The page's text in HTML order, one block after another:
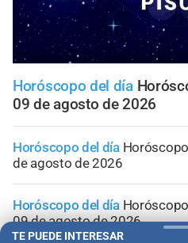
Horóscopo del día
09 de agosto de 2026
Horóscopo del día
de agosto de 2026
Horóscopo del día
09 de agosto de 2026
TE PUEDE INTERESAR